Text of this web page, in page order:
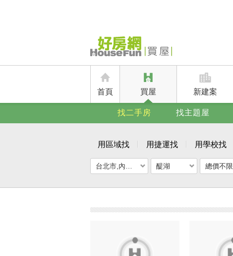
首頁 買屋 新建案
找二手房 找主題屋
用區域找 用捷運找 用學校找
醍湖 總價不限